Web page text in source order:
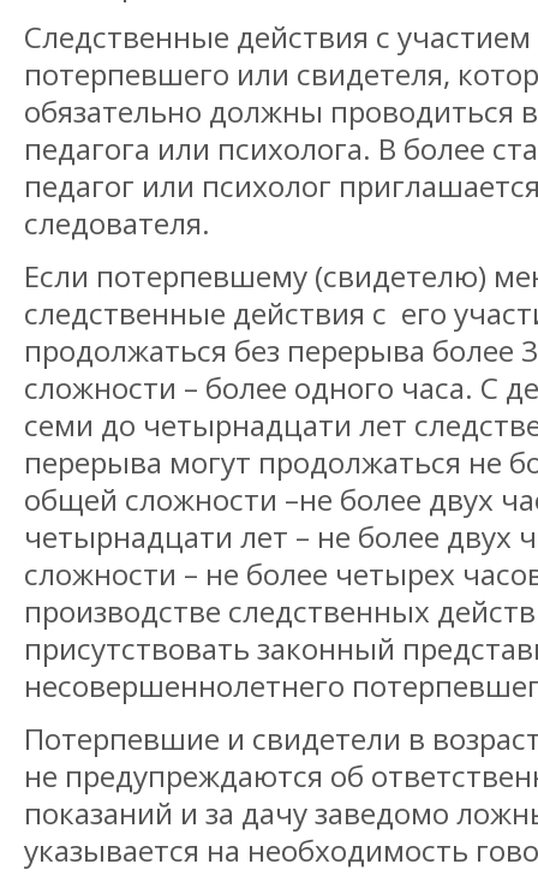
Следственные действия с
потерпевшего или свидетеля,
обязательно должны проводиться
педагога или психолога. В более
педагог или психолог
следователя.
Если потерпевшему (свидетелю)
следственные действия с его
продолжаться без перерыва более
сложности – более одного часа. С
семи до четырнадцати лет
перерыва могут продолжаться не
общей сложности –не более двух
четырнадцати лет – не более двух
сложности – не более четырех
производстве следственных
присутствовать законный
несовершеннолетнего
Потерпевшие и свидетели в
не предупреждаются об
показаний и за дачу заведомо
указывается на необходимость